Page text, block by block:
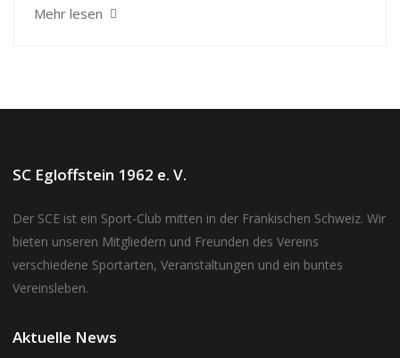
Mehr lesen
SC Egloffstein 1962 e. V.
Der SCE ist ein Sport-Club mitten in der Fränkischen Schweiz. Wir
bieten unseren Mitgliedern und Freunden des Vereins
verschiedene Sportarten, Veranstaltungen und ein buntes
Vereinsleben.
Aktuelle News